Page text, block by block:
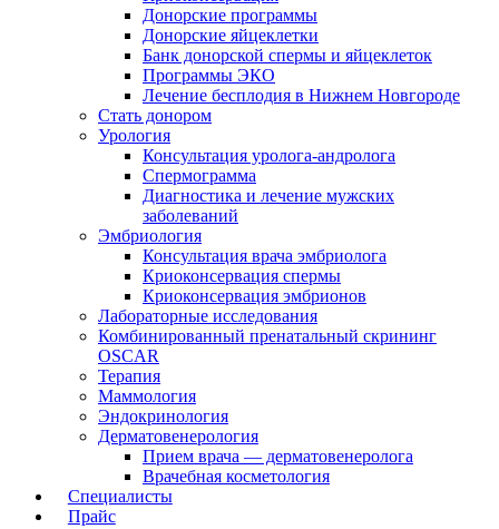
Донорские программы
Донорские яйцеклетки
Банк донорской спермы и яйцеклеток
Программы ЭКО
Лечение бесплодия в Нижнем Новгороде
Стать донором
Урология
Консультация уролога-андролога
Спермограмма
Диагностика и лечение мужских
заболеваний
Эмбриология
Консультация врача эмбриолога
Криоконсервация спермы
Криоконсервация эмбрионов
Лабораторные исследования
Комбинированный пренатальный скрининг
OSCAR
Терапия
Маммология
Эндокринология
Дерматовенерология
Прием врача — дерматовенеролога
Врачебная косметология
Специалисты
Прайс